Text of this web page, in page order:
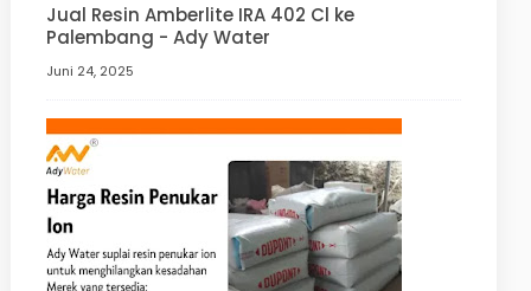
Jual Resin Amberlite IRA 402 Cl ke
Palembang - Ady Water
Juni 24, 2025